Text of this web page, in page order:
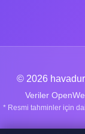
© 2026
Veriler
* Resmi tahminler için